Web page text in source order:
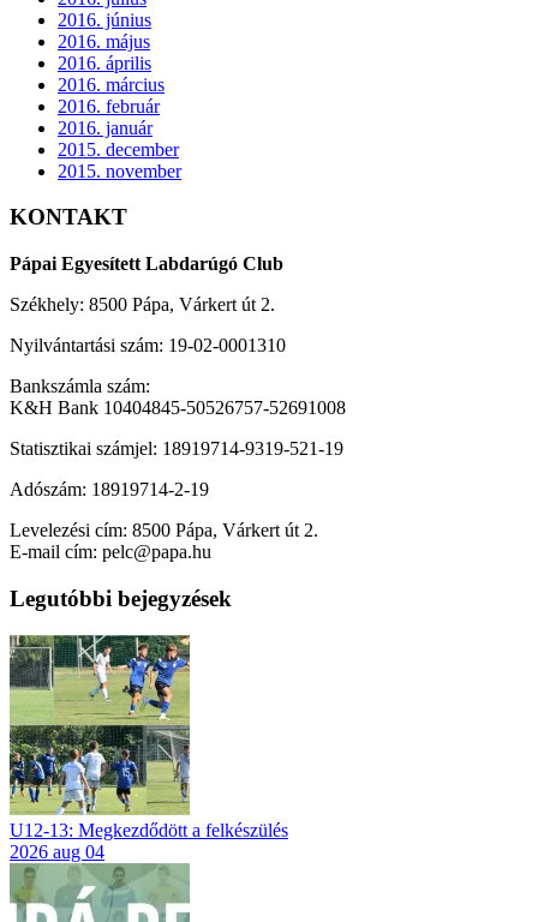
2016. június
2016. május
2016. április
2016. március
2016. február
2016. január
2015. december
2015. november
KONTAKT
Pápai Egyesített Labdarúgó Club
Székhely: 8500 Pápa, Várkert út 2.
Nyilvántartási szám: 19-02-0001310
Bankszámla szám:
K&H Bank 10404845-50526757-52691008
Statisztikai számjel: 18919714-9319-521-19
Adószám: 18919714-2-19
Levelezési cím: 8500 Pápa, Várkert út 2.
E-mail cím: pelc@papa.hu
Legutóbbi bejegyzések
U12-13: Megkezdődött a felkészülés
2026 aug 04